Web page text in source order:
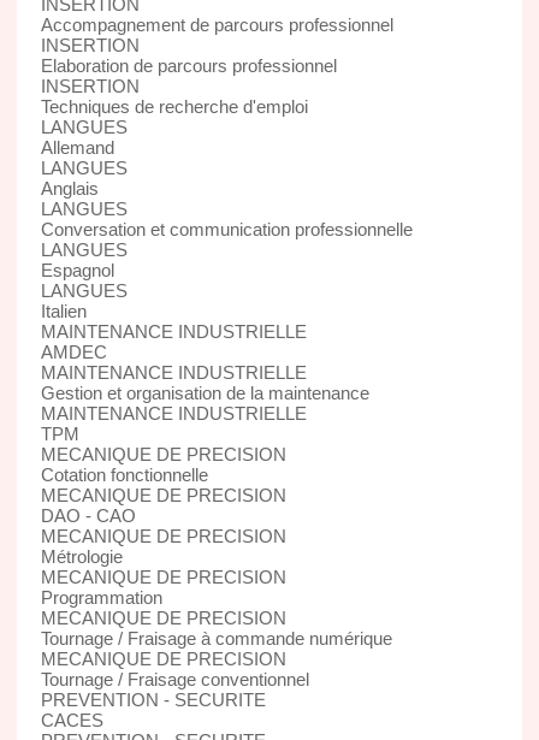
Accompagnement de parcours professionnel
INSERTION
Elaboration de parcours professionnel
INSERTION
Techniques de recherche d'emploi
LANGUES
Allemand
LANGUES
Anglais
LANGUES
Conversation et communication professionnelle
LANGUES
Espagnol
LANGUES
Italien
MAINTENANCE INDUSTRIELLE
AMDEC
MAINTENANCE INDUSTRIELLE
Gestion et organisation de la maintenance
MAINTENANCE INDUSTRIELLE
TPM
MECANIQUE DE PRECISION
Cotation fonctionnelle
MECANIQUE DE PRECISION
DAO - CAO
MECANIQUE DE PRECISION
Métrologie
MECANIQUE DE PRECISION
Programmation
MECANIQUE DE PRECISION
Tournage / Fraisage à commande numérique
MECANIQUE DE PRECISION
Tournage / Fraisage conventionnel
PREVENTION - SECURITE
CACES